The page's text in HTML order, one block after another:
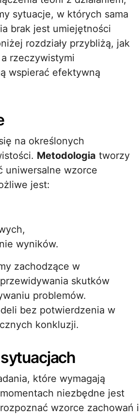
sytuacje, w których sama
brak jest umiejętności
rozdziały przybliżą, jak
rzeczywistymi
wspierać efektywną
na określonych
Metodologia tworzy
uniwersalne wzorce
jest:
wyników.
zachodzące w
skutków
problemów.
bez potwierdzenia w
konkluzji.
które wymagają
niezbędne jest
wzorce zachowań i